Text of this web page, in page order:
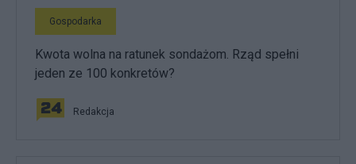
Gospodarka
Kwota wolna na ratunek sondażom. Rząd spełni
jeden ze 100 konkretów?
Redakcja